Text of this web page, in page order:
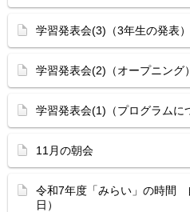
学習発表会(3)（3年生の発表）
学習発表会(2)（オープニング）
学習発表会(1)（プログラムに
11月の朝会
令和7年度「みらい」の時間
日）